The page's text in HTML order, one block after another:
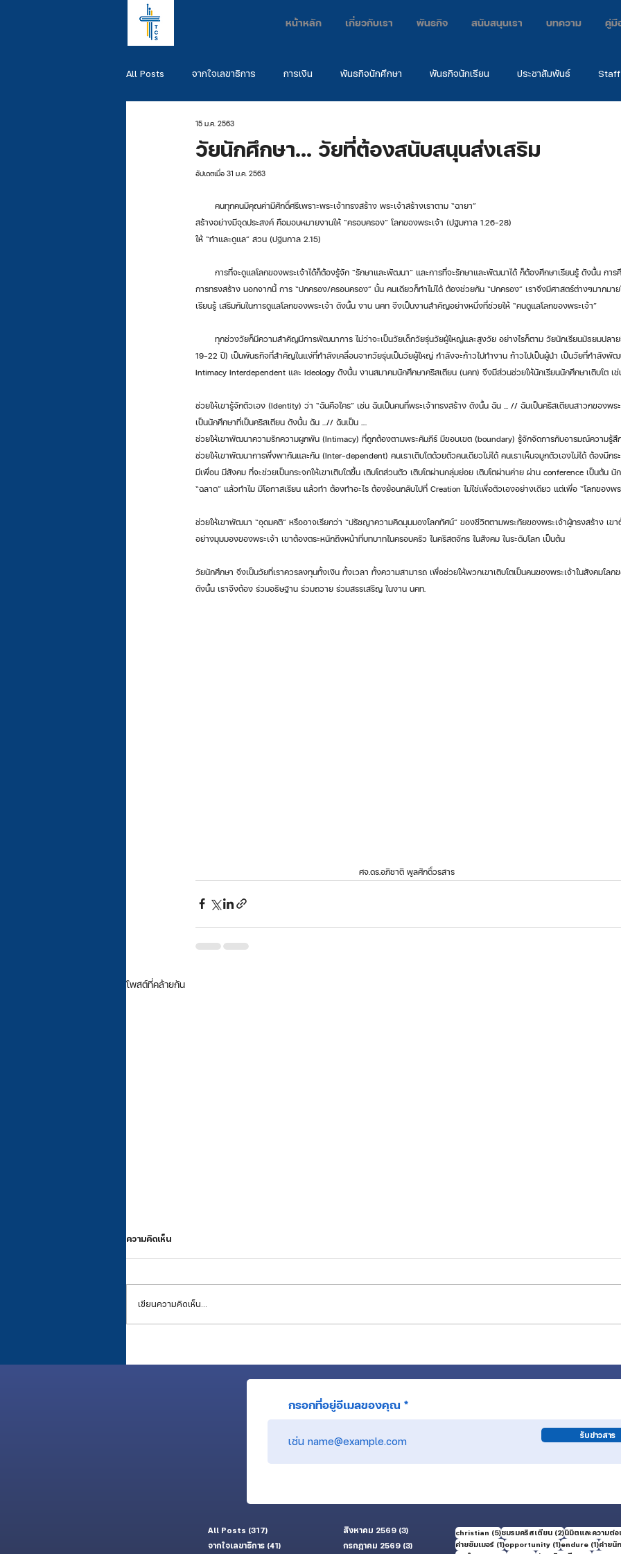
หน้าหลัก เกี่ยวกับเรา พันธกิจ สนับสนุนเรา บทความ คู่มื
All Posts จากใจเลขาธิการ การเงิน พันธกิจนักศึกษา พันธกิจนักเรียน ประชาสัมพันธ์ Staff
พันธกิจผู้สำเร็จการศึกษา
วัยนักศึกษา... วัยที่ต้องสนับสนุนส่งเสริม
15 ม.ค. 2563
อัปเดตเมื่อ 31 ม.ค. 2563
       คนทุกคนมีคุณค่ามีศักดิ์ศรีเพราะพระเจ้าทรงสร้าง พระเจ้าสร้างเราตาม “ฉายา”
สร้างอย่างมีจุดประสงค์ คือมอบหมายงานให้ “ครอบครอง” โลกของพระเจ้า (ปฐมกาล 1.26-28)
ให้ “ทำและดูแล” สวน (ปฐมกาล 2.15)
การทรงสร้าง นอกจากนี้ การ “ปกครอง/ครอบครอง” นั้น คนเดียวก็ทำไม่ได้ ต้องช่วยกัน “ปกครอง” เราจึงมีศาสตร์ต่างๆมากมา
เรียนรู้ เสริมกันในการดูแลโลกของพระเจ้า ดังนั้น งาน นคท จึงเป็นงานสำคัญอย่างหนึ่งที่ช่วยให้ “คนดูแลโลกของพระเจ้า”
19-22 ปี) เป็นพันธกิจที่สำคัญในแง่ที่กำลังเคลื่อนจากวัยรุ่นเป็นวัยผู้ใหญ่ กำลังจะก้าวไปทำงาน ก้าวไปเป็นผู้นำ เป็นวัยที่กำลังพั
Intimacy Interdependent และ Ideology ดังนั้น งานสมาคมนักศึกษาคริสเตียน (นคท) จึงมีส่วนช่วยให้นักเรียนนักศึกษาเติบโต เช่
ช่วยให้เขารู้จักตัวเอง (Identity) ว่า “ฉันคือใคร” เช่น ฉันเป็นคนที่พระเจ้าทรงสร้าง ดังนั้น ฉัน ... // ฉันเป็นคริสเตียนสาวกของพ
เป็นนักศึกษาที่เป็นคริสเตียน ดังนั้น ฉัน ...// ฉันเป็น ....
ช่วยให้เขาพัฒนาความรักความผูกพัน (Intimacy) ที่ถูกต้องตามพระคัมภีร์ มีขอบเขต (boundary) รู้จักจัดการกับอารมณ์ความรู้สึ
ช่วยให้เขาพัฒนาการพึ่งพากันและกัน (Inter-dependent) คนเราเติบโตด้วยตัวคนเดียวไม่ได้ คนเราเห็นจมูกตัวเองไม่ได้ ต้องมีก
มีเพื่อน มีสังคม ที่จะช่วยเป็นกระจกให้เขาเติบโตขึ้น เติบโตส่วนตัว เติบโตผ่านกลุ่มย่อย เติบโตผ่านค่าย ผ่าน conference เป็นต้น นั
“ฉลาด” แล้วทำไม มีโอกาสเรียน แล้วทำ ต้องทำอะไร ต้องย้อนกลับไปที่ Creation ไม่ใช่เพื่อตัวเองอย่างเดียว แต่เพื่อ “โลกของพร
ช่วยให้เขาพัฒนา “อุดมคติ” หรืออาจเรียกว่า “ปรัชญาความคิดมุมมองโลกทัศน์” ของชีวิตตามพระทัยของพระเจ้าผู้ทรงสร้าง เข
อย่างมุมมองของพระเจ้า เขาต้องตระหนักถึงหน้าที่บทบาทในครอบครัว ในคริสตจักร ในสังคม ในระดับโลก เป็นต้น
วัยนักศึกษา จึงเป็นวัยที่เราควรลงทุนทั้งเงิน ทั้งเวลา ทั้งความสามารถ เพื่อช่วยให้พวกเขาเติบโตเป็นคนของพระเจ้าในสังคมโลก
ดังนั้น เราจึงต้อง ร่วมอธิษฐาน ร่วมถวาย ร่วมสรรเสริญ ในงาน นคท.
                                                           ศจ.ดร.อภิชาติ พูลศักดิ์วรสาร
โพสต์ที่คล้ายกัน
ความคิดเห็น
เขียนความคิดเห็น…
กรอกที่อยู่อีเมลของคุณ
รับข่าวสาร
All Posts (317)
จากใจเลขาธิการ (41)
สิงหาคม 2569 (3)
กรกฎาคม 2569 (3)
christian (5)5 กระทู้
ชมรมคริสเตียน (2)2 กระทู้
นิมิตและความต่อ
ค่ายซัมเมอร์ (1)1 กระทู้
opportunity (1)1 กระทู้
endure (1)1 กระทู้
ค่ายนั